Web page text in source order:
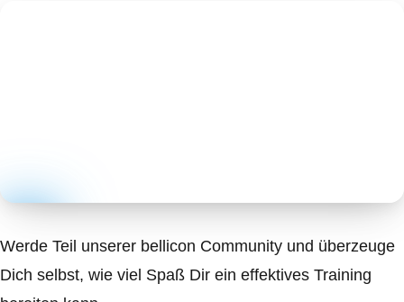
Werde Teil unserer bellicon Community und überzeuge
Dich selbst, wie viel Spaß Dir ein effektives Training